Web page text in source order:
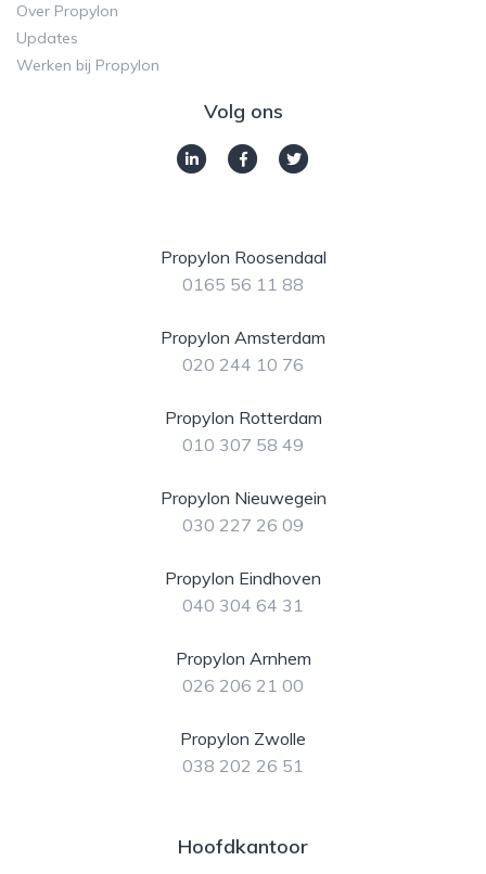
Over Propylon
Updates
Werken bij Propylon
Volg ons
Propylon Roosendaal
0165 56 11 88
Propylon Amsterdam
020 244 10 76
Propylon Rotterdam
010 307 58 49
Propylon Nieuwegein
030 227 26 09
Propylon Eindhoven
040 304 64 31
Propylon Arnhem
026 206 21 00
Propylon Zwolle
038 202 26 51
Hoofdkantoor